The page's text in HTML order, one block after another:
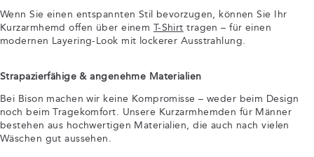
Wenn Sie einen entspannten Stil bevorzugen, können Sie Ihr
Kurzarmhemd offen über einem T-Shirt tragen – für einen
modernen Layering-Look mit lockerer Ausstrahlung.
Strapazierfähige & angenehme Materialien
Bei Bison machen wir keine Kompromisse – weder beim Design
noch beim Tragekomfort. Unsere Kurzarmhemden für Männer
bestehen aus hochwertigen Materialien, die auch nach vielen
Wäschen gut aussehen.